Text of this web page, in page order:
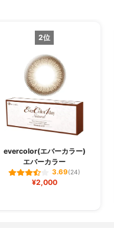
2位
evercolor(エバーカラー)
エバーカラー
3.69(24)
¥2,000